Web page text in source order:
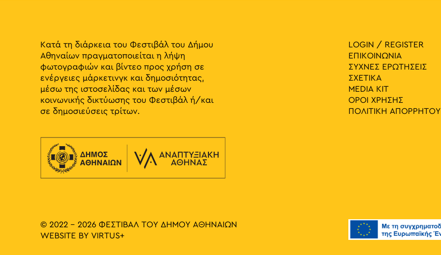
Κατά τη διάρκεια του Φεστιβάλ του Δήμου
Αθηναίων πραγματοποιείται η λήψη
φωτογραφιών και βίντεο προς χρήση σε
ενέργειες μάρκετινγκ και δημοσιότητας,
μέσω της ιστοσελίδας και των μέσων
κοινωνικής δικτύωσης του Φεστιβάλ ή/και
σε δημοσιεύσεις τρίτων.
LOGIN / REGISTER
ΕΠΙΚΟΙΝΩΝΙΑ
ΣΥΧΝΕΣ ΕΡΩΤΗΣΕΙΣ
ΣΧΕΤΙΚΑ
MEDIA ΚIT
ΟΡΟΙ ΧΡΗΣΗΣ
ΠΟΛΙΤΙΚΗ ΑΠΟΡΡΗΤΟΥ
© 2022 - 2026 ΦΕΣΤΙΒΑΛ ΤΟΥ ΔΗΜΟΥ ΑΘΗΝΑΙΩΝ
WEBSITE BY VIRTUS+